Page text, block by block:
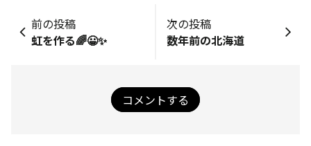
前の投稿
虹を作る🌈😀✨
次の投稿
数年前の北海道
コメントする